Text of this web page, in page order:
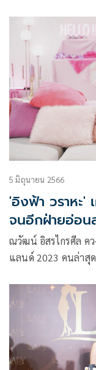
บุญลัภยานันท์’ ทาง
การฝ่าฟันดราม่าที่ท
5 มิถุนายน 2566
'อิงฟ้า วราหะ'
จนอีกฝ่ายอ่อน
ณวัฒน์ อิสรไกรศีล ค
แลนด์ 2023 คนล่าสุ
แกรนด์แบบไม่มีกั๊ก ใ
เธอ)”